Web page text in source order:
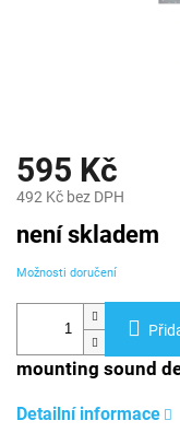
595 Kč
492 Kč bez DPH
cena:
není skladem
Možnosti doručení
mounting sound
Detailní informace